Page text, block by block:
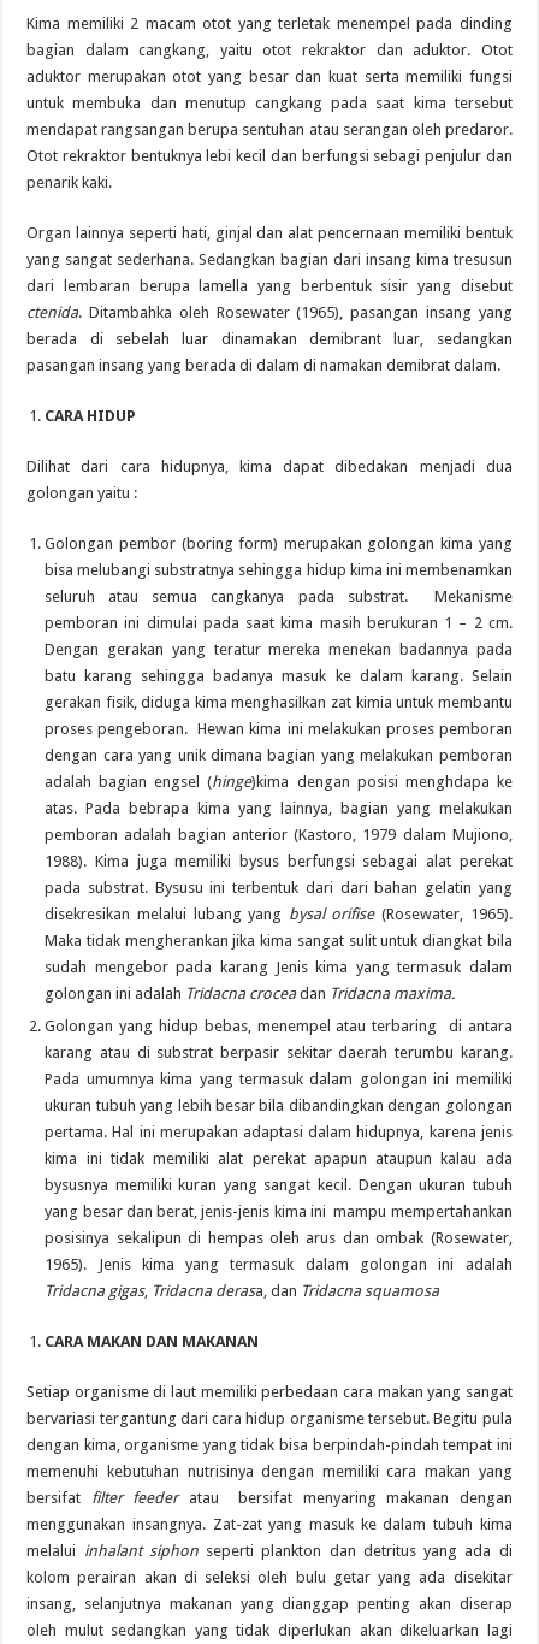
Kima memiliki 2 macam otot yang terletak menempel pada dinding
bagian dalam cangkang, yaitu otot rekraktor dan aduktor. Otot
aduktor merupakan otot yang besar dan kuat serta memiliki fungsi
untuk membuka dan menutup cangkang pada saat kima tersebut
mendapat rangsangan berupa sentuhan atau serangan oleh predaror.
Otot rekraktor bentuknya lebi kecil dan berfungsi sebagi penjulur dan
penarik kaki.
Organ lainnya seperti hati, ginjal dan alat pencernaan memiliki bentuk
yang sangat sederhana. Sedangkan bagian dari insang kima tresusun
dari lembaran berupa lamella yang berbentuk sisir yang disebut
ctenida. Ditambahka oleh Rosewater (1965), pasangan insang yang
berada di sebelah luar dinamakan demibrant luar, sedangkan
pasangan insang yang berada di dalam di namakan demibrat dalam.
CARA HIDUP
Dilihat dari cara hidupnya, kima dapat dibedakan menjadi dua
golongan yaitu :
Golongan pembor (boring form) merupakan golongan kima yang
bisa melubangi substratnya sehingga hidup kima ini membenamkan
seluruh atau semua cangkanya pada substrat. Mekanisme
pemboran ini dimulai pada saat kima masih berukuran 1 – 2 cm.
Dengan gerakan yang teratur mereka menekan badannya pada
batu karang sehingga badanya masuk ke dalam karang. Selain
gerakan fisik, diduga kima menghasilkan zat kimia untuk membantu
proses pengeboran. Hewan kima ini melakukan proses pemboran
dengan cara yang unik dimana bagian yang melakukan pemboran
adalah bagian engsel (hinge)kima dengan posisi menghdapa ke
atas. Pada bebrapa kima yang lainnya, bagian yang melakukan
pemboran adalah bagian anterior (Kastoro, 1979 dalam Mujiono,
1988). Kima juga memiliki bysus berfungsi sebagai alat perekat
pada substrat. Bysusu ini terbentuk dari dari bahan gelatin yang
disekresikan melalui lubang yang bysal orifise(Rosewater, 1965).
Maka tidak mengherankan jika kima sangat sulit untuk diangkat bila
sudah mengebor pada karang Jenis kima yang termasuk dalam
golongan ini adalah Tridacna croceadan Tridacna maxima.
Golongan yang hidup bebas, menempel atau terbaring di antara
karang atau di substrat berpasir sekitar daerah terumbu karang.
Pada umumnya kima yang termasuk dalam golongan ini memiliki
ukuran tubuh yang lebih besar bila dibandingkan dengan golongan
pertama. Hal ini merupakan adaptasi dalam hidupnya, karena jenis
kima ini tidak memiliki alat perekat apapun ataupun kalau ada
bysusnya memiliki kuran yang sangat kecil. Dengan ukuran tubuh
yang besar dan berat, jenis-jenis kima ini mampu mempertahankan
posisinya sekalipun di hempas oleh arus dan ombak (Rosewater,
1965). Jenis kima yang termasuk dalam golongan ini adalah
Tridacna gigas, Tridacna derasa, dan Tridacna squamosa
CARA MAKAN DAN MAKANAN
Setiap organisme di laut memiliki perbedaan cara makan yang sangat
bervariasi tergantung dari cara hidup organisme tersebut. Begitu pula
dengan kima, organisme yang tidak bisa berpindah-pindah tempat ini
memenuhi kebutuhan nutrisinya dengan memiliki cara makan yang
bersifat filter feederatau bersifat menyaring makanan dengan
menggunakan insangnya. Zat-zat yang masuk ke dalam tubuh kima
melalui inhalant siphonseperti plankton dan detritus yang ada di
kolom perairan akan di seleksi oleh bulu getar yang ada disekitar
insang, selanjutnya makanan yang dianggap penting akan diserap
oleh mulut sedangkan yang tidak diperlukan akan dikeluarkan lagi